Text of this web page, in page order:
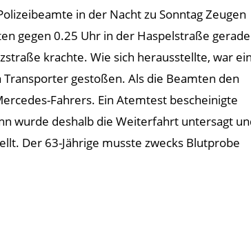
in der Nacht zu Sonntag Zeugen
gegen 0.25 Uhr in der Haspelstraße gerade
krachte. Wie sich herausstellte, war ein
gestoßen. Als die Beamten den
Fahrers. Ein Atemtest bescheinigte
wurde deshalb die Weiterfahrt untersagt
Der 63-Jährige musste zwecks Blutprobe